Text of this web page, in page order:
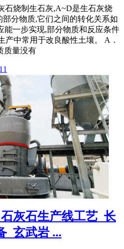
石烧制生石灰,A~D是生石灰烧
分物质,它们之间的转化关系如
一步实现,部分物质和反应条件
产中常用于改良酸性土壤。 A．
质量没有
灰石生产线工艺_长
_玄武岩 ...